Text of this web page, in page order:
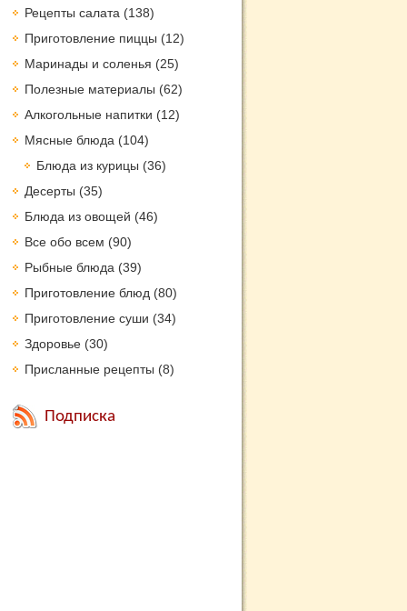
Рецепты салата (138)
Приготовление пиццы (12)
Маринады и соленья (25)
Полезные материалы (62)
Алкогольные напитки (12)
Мясные блюда (104)
Блюда из курицы (36)
Десерты (35)
Блюда из овощей (46)
Все обо всем (90)
Рыбные блюда (39)
Приготовление блюд (80)
Приготовление суши (34)
Здоровье (30)
Присланные рецепты (8)
Подписка